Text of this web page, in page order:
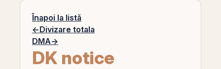
Înapoi la listă
←Divizare totala
DMA→
DK notice